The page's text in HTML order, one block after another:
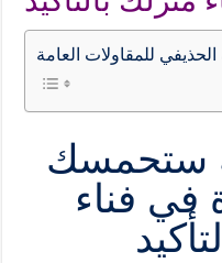
للمقاولات العامة
ستحمسك
في فناء